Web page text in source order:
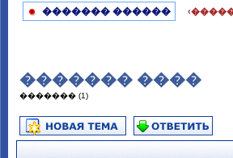
������� ������
������� ����
������� (1)